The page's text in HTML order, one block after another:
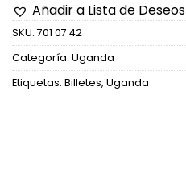
Añadir a Lista de Deseos
SKU: 701 07 42
Categoría: Uganda
Etiquetas: Billetes, Uganda